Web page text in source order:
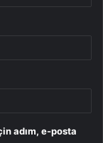
adım, e-posta